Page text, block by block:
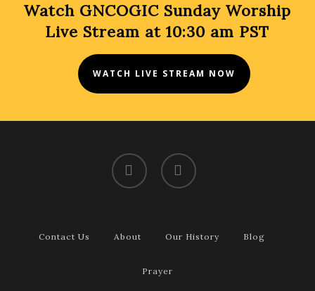
Watch GNCOGIC Sunday Worship
Live Stream at 10:30 am PST
WATCH LIVE STREAM NOW
facebook youtube
Contact Us About Our History Blog
Prayer